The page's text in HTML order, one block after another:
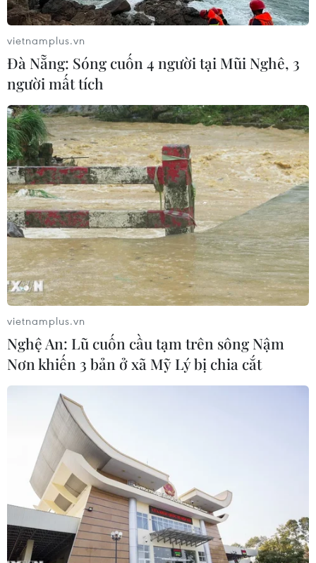
Người Việt ở Australia và New Caledonia
hỗ trợ công tác chống dịch
29/07/2021 09:08
Nhiều cá nhân, hội đoàn trong cộng đồng người Việt và
doanh nghiệp tại Australia và New Caledonia đã đóng
góp hơn 650 triệu đồng cho công tác phòng chống dịch
COVID-19 ở trong nước.
vietnamplus.vn
Đà Nẵng: Sóng cuốn 4 người tại Mũi Nghê, 3
người mất tích
vietnamplus.vn
Nghệ An: Lũ cuốn cầu tạm trên sông Nậm
Nơn khiến 3 bản ở xã Mỹ Lý bị chia cắt